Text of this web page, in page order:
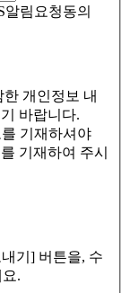
알림요청동의
개인정보 내
바랍니다.
기재하셔야
기재하여 주시
기] 버튼을, 수
.